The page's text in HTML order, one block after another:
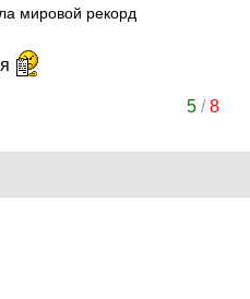
мировой рекорд
5/8